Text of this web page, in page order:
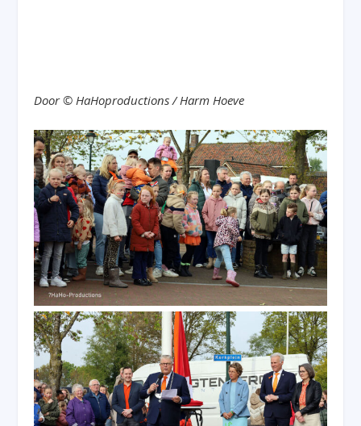
Door © HaHoproductions / Harm Hoeve